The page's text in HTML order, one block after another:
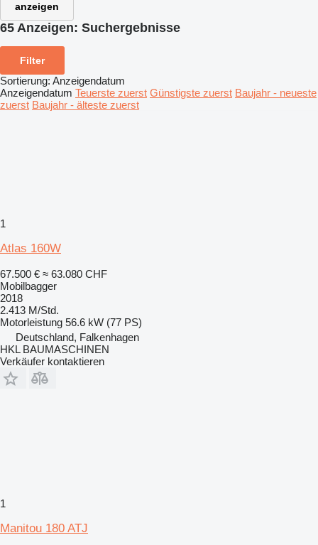
anzeigen
65 Anzeigen: Suchergebnisse
Filter
Sortierung: Anzeigendatum
Anzeigendatum Teuerste zuerst Günstigste zuerst Baujahr - neueste
zuerst Baujahr - älteste zuerst
1
Atlas 160W
67.500 € ≈ 63.080 CHF
Mobilbagger
2018
2.413 M/Std.
Motorleistung 56.6 kW (77 PS)
Deutschland, Falkenhagen
HKL BAUMASCHINEN
Verkäufer kontaktieren
1
Manitou 180 ATJ